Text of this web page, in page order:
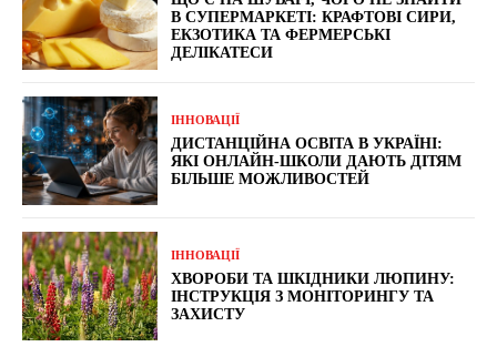
В СУПЕРМАРКЕТІ: КРАФТОВІ СИРИ,
ЕКЗОТИКА ТА ФЕРМЕРСЬКІ
ДЕЛІКАТЕСИ
ІННОВАЦІЇ
ДИСТАНЦІЙНА ОСВІТА В УКРАЇНІ:
ЯКІ ОНЛАЙН-ШКОЛИ ДАЮТЬ ДІТЯМ
БІЛЬШЕ МОЖЛИВОСТЕЙ
ІННОВАЦІЇ
ХВОРОБИ ТА ШКІДНИКИ ЛЮПИНУ:
ІНСТРУКЦІЯ З МОНІТОРИНГУ ТА
ЗАХИСТУ